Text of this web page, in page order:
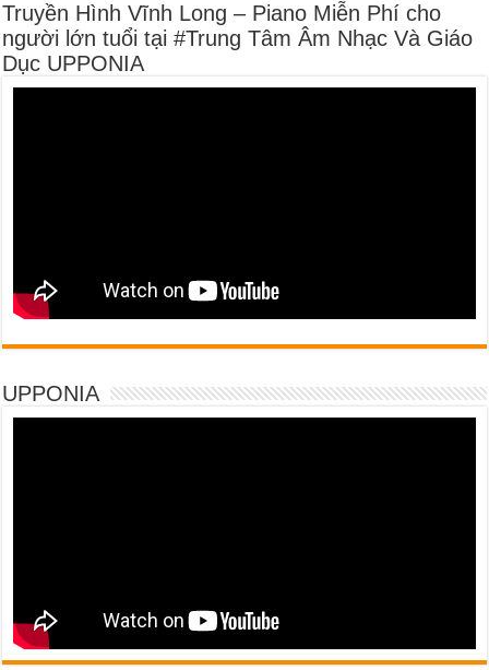
Truyền Hình Vĩnh Long – Piano Miễn Phí cho
người lớn tuổi tại #Trung Tâm Âm Nhạc Và Giáo
Dục UPPONIA
UPPONIA